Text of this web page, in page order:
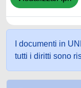
I documenti in
tutti i diritti sono